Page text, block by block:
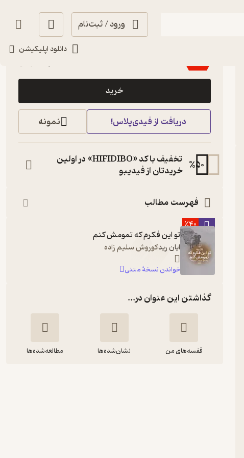
ورود / ثبت‌نام
دانلود اپلیکیشن
٪40
51,600
خرید
دریافت از فیدی‌پلاس! نمونه
%50
تخفیف با کد «HIFIDIBO» در اولین
خریدتان از فیدیبو
فهرست مطالب
٪40
تو این فکرم که تمومش کنم
ایان ریدکوروش سلیم زاده
خواندن نسخۀ متنی
گذاشتن این عنوان در...
قفسه‌های من نشان‌شده‌ها مطالعه‌شده‌ها